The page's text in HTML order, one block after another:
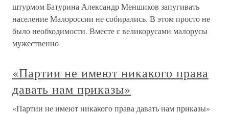
штурмом Батурина Александр Меншиков запугивать
население Малороссии не собирались. В этом просто не
было необходимости. Вместе с великорусами малорусы
мужественно
«Партии не имеют никакого права
давать нам приказы»
«Партии не имеют никакого права давать нам приказы»